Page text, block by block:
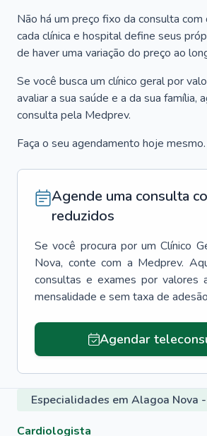
Não há um preço fixo da consulta com
cada clínica e hospital define seus
de haver uma variação do preço ao
Se você busca um clínico geral por
avaliar a sua saúde e a da sua família,
consulta pela Medprev.
Faça o seu agendamento hoje mesmo.
Agende uma consulta
reduzidos
Se você procura por um Clínico
Nova, conte com a Medprev.
consultas e exames por valores
mensalidade e sem taxa de
Agendar
Especialidades em Alagoa Nova
Cardiologista